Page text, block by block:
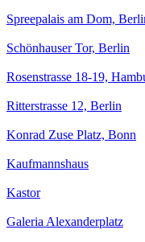
Spreepalais am Dom,
Schönhauser Tor, Berlin
Rosenstrasse 18-19,
Ritterstrasse 12, Berlin
Konrad Zuse Platz, Bonn
Kaufmannshaus
Kastor
Galeria Alexanderplatz